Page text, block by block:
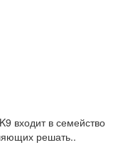
входит в семейство
решать..